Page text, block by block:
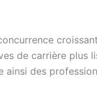
de carrière plus
des